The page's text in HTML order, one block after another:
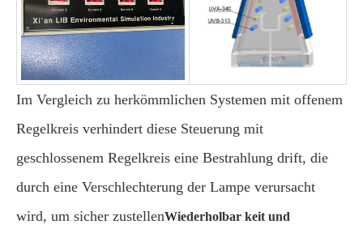
Im Vergleich zu herkömmlichen Systemen mit offenem
Regelkreis verhindert diese Steuerung mit
geschlossenem Regelkreis eine Bestrahlung drift, die
durch eine Verschlechterung der Lampe verursacht
wird, um sicher zustellenWiederholbar keit und